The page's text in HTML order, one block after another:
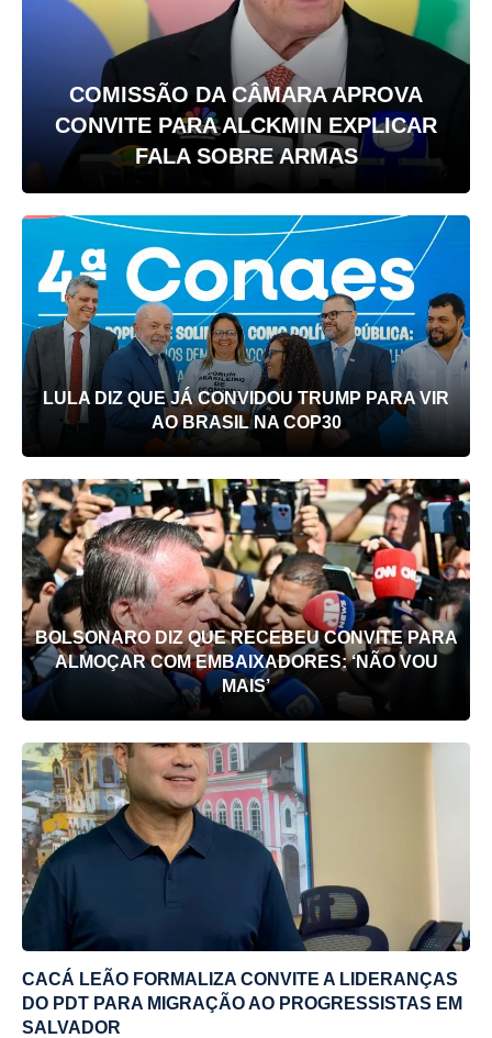
COMISSÃO DA CÂMARA APROVA
CONVITE PARA ALCKMIN EXPLICAR
FALA SOBRE ARMAS
LULA DIZ QUE JÁ CONVIDOU TRUMP PARA VIR
AO BRASIL NA COP30
BOLSONARO DIZ QUE RECEBEU CONVITE PARA
ALMOÇAR COM EMBAIXADORES: ‘NÃO VOU
MAIS’
CACÁ LEÃO FORMALIZA CONVITE A LIDERANÇAS
DO PDT PARA MIGRAÇÃO AO PROGRESSISTAS EM
SALVADOR